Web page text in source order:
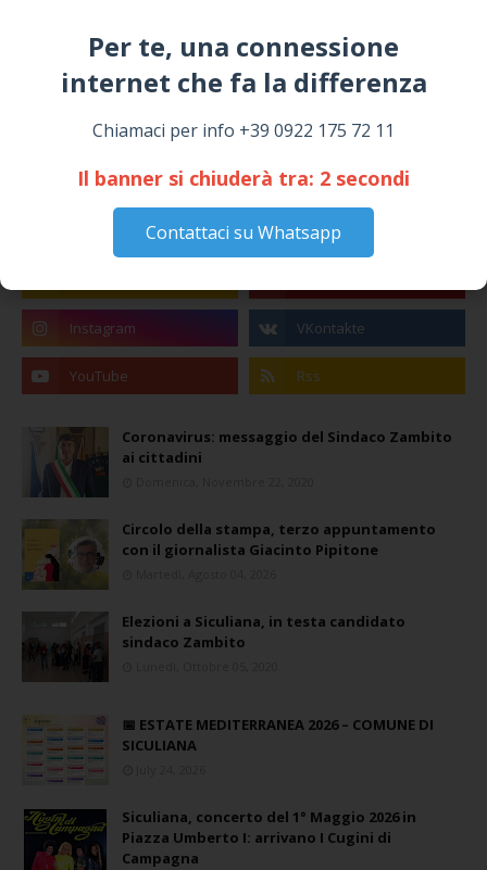
Per te, una connessione
internet che fa la differenza​
Chiamaci per info +39 0922 175 72 11
Il banner si chiuderà tra: 1 secondi
Contattaci su Whatsapp
ALMANACCO DEL GIORNO
Coronavirus: messaggio del Sindaco Zambito
ai cittadini
Circolo della stampa, terzo appuntamento
con il giornalista Giacinto Pipitone
Elezioni a Siculiana, in testa candidato
sindaco Zambito
📅 ESTATE MEDITERRANEA 2026 – COMUNE DI
SICULIANA
Siculiana, concerto del 1° Maggio 2026 in
Piazza Umberto I: arrivano I Cugini di
Campagna